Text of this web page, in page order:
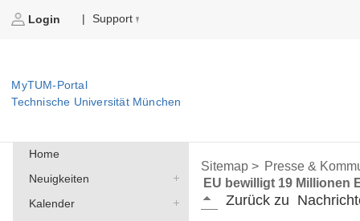
Login | Support
MyTUM-Portal
Technische Universität München
Home
Neuigkeiten
Kalender
Sitemap > Presse &
EU bewilligt 19
Zurück zu